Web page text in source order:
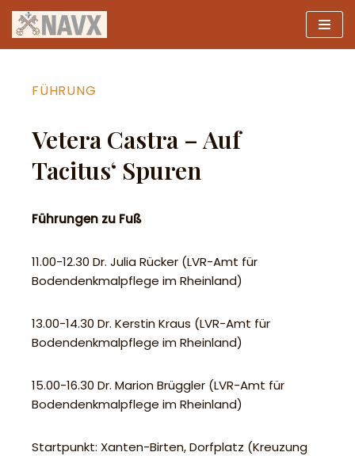
Zum
springen
FÜHRUNG
Vetera Castra – Auf
Tacitus‘ Spuren
Führungen zu Fuß
11.00-12.30 Dr. Julia Rücker (LVR-Amt für
Bodendenkmalpflege im Rheinland)
13.00-14.30 Dr. Kerstin Kraus (LVR-Amt für
Bodendenkmalpflege im Rheinland)
15.00-16.30 Dr. Marion Brüggler (LVR-Amt für
Bodendenkmalpflege im Rheinland)
Startpunkt: Xanten-Birten, Dorfplatz (Kreuzung